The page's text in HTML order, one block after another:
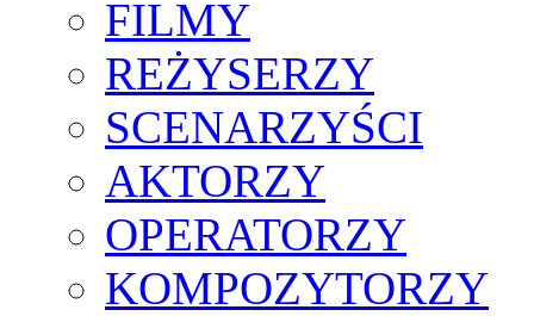
FILMY
REŻYSERZY
SCENARZYŚCI
AKTORZY
OPERATORZY
KOMPOZYTORZY